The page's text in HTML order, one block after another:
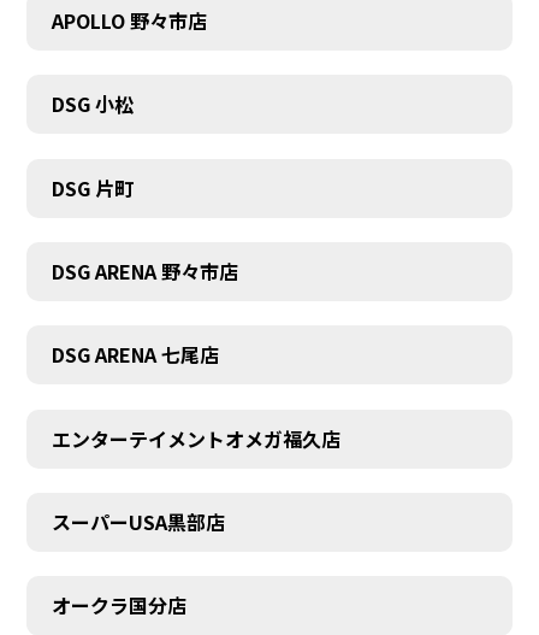
APOLLO 野々市店
DSG 小松
DSG 片町
DSG ARENA 野々市店
DSG ARENA 七尾店
エンターテイメントオメガ福久店
スーパーUSA黒部店
オークラ国分店